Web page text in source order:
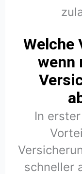
Welche
wenn
In
schneller